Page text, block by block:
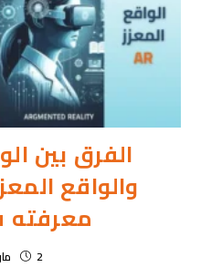
الفرق بين
والواقع
معرفته فى 6
2 مارس، 2024